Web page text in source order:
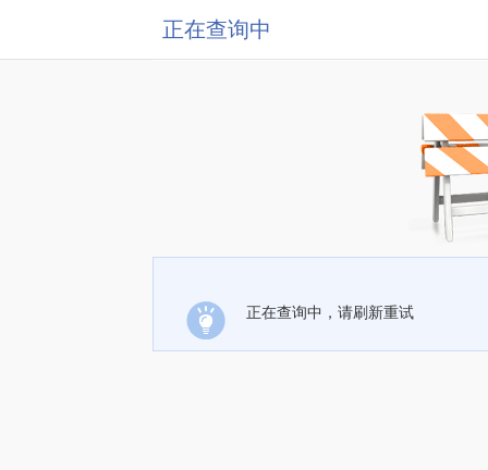
正在查询中
正在查询中，请刷新重试